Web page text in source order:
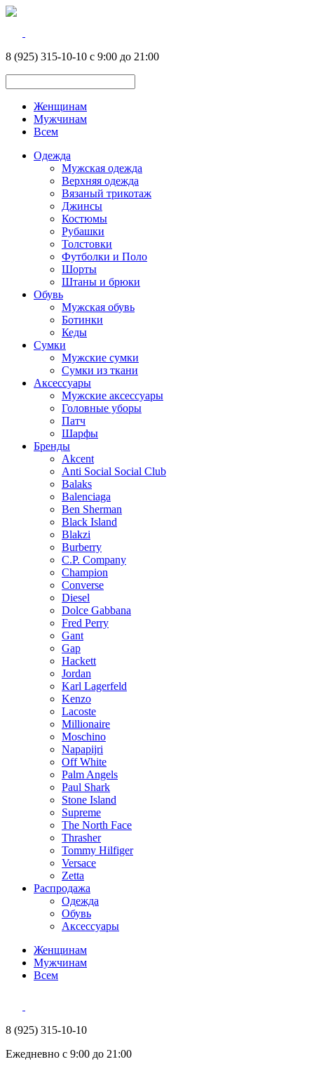
8 (925) 315-10-10 с 9:00 до 21:00
Женщинам
Мужчинам
Всем
Одежда
Мужская одежда
Верхняя одежда
Вязаный трикотаж
Джинсы
Костюмы
Рубашки
Толстовки
Футболки и Поло
Шорты
Штаны и брюки
Обувь
Мужская обувь
Ботинки
Кеды
Сумки
Мужские сумки
Сумки из ткани
Аксессуары
Мужские аксессуары
Головные уборы
Патч
Шарфы
Бренды
Akcent
Anti Social Social Club
Balaks
Balenciaga
Ben Sherman
Black Island
Blakzi
Burberry
C.P. Company
Champion
Converse
Diesel
Dolce Gabbana
Fred Perry
Gant
Gap
Hackett
Jordan
Karl Lagerfeld
Kenzo
Lacoste
Millionaire
Moschino
Napapijri
Off White
Palm Angels
Paul Shark
Stone Island
Supreme
The North Face
Thrasher
Tommy Hilfiger
Versace
Zetta
Распродажа
Одежда
Обувь
Аксессуары
Женщинам
Мужчинам
Всем
8 (925) 315-10-10
Ежедневно с 9:00 до 21:00